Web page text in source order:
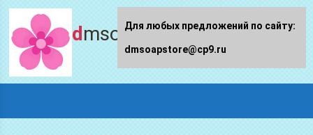
dmsoapstore.ru
Для любых предложений по сайту:
dmsoapstore@cp9.ru